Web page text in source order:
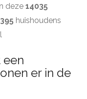
deze 14035
huishoudens
een
er in de